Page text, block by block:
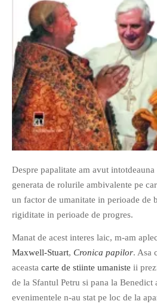
If you like movies, words and
mind games, then this is the
book for you. Take the
challenge of creating your
own acrostics and describing
famous movies by using the
Despre papalitate am avut
generata de rolurile ambivalente pe
un factor de umanitate in perioade de
rigiditate in perioade de progres.
Manat de acest interes laic, m-am
Maxwell-Stuart, Cronica papilor. Asa
aceasta carte de stiinte umaniste ii
de la Sfantul Petru si pana la
evenimentele n-au stat pe loc de la